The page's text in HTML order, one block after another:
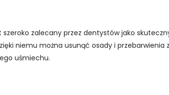
zalecany przez dentystów jako
niemu można usunąć osady i przebarwienia z
uśmiechu.